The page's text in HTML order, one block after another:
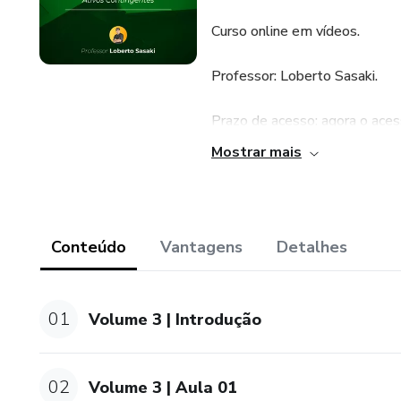
Curso online em vídeos.
Professor: Loberto Sasaki.
Prazo de acesso: agora o
impresso pode ser adquirido a
professor. No entanto, o
curso.
Certificado: Após a conclusão
Mostrar mais
Conteúdo Vantagens Detalhes
01 Volume 3 | Introdução
02 Volume 3 | Aula 01